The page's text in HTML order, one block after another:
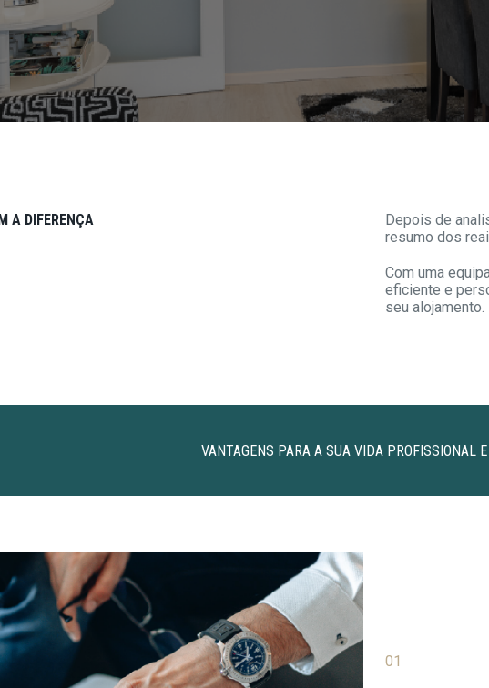
A DIFERENÇA Depois de
resumo dos
Com uma
eficiente e
seu alojamento.
VANTAGENS PARA A SUA VIDA PROFISSIONAL
01